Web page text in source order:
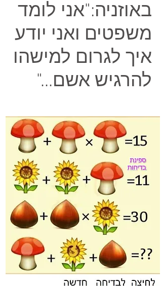
באוזניה:"אני לומד
משפטים ואני יודע
איך לגרום למישהו
להרגיש אשם..."